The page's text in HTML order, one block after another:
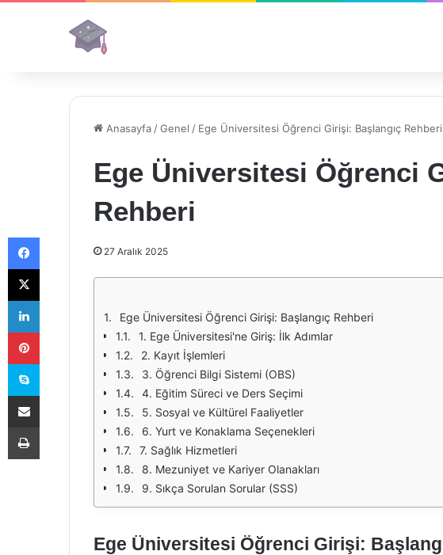
Anasayfa /Genel / Ege Üniversitesi Öğrenci Girişi: Başlangıç Rehberi
Ege Üniversitesi Öğrenci
Rehberi
27 Aralık 2025
Ege Üniversitesi Öğrenci Girişi: Başlangıç Rehberi
1. Ege Üniversitesi'ne Giriş: İlk Adımlar
2. Kayıt İşlemleri
3. Öğrenci Bilgi Sistemi (OBS)
4. Eğitim Süreci ve Ders Seçimi
5. Sosyal ve Kültürel Faaliyetler
6. Yurt ve Konaklama Seçenekleri
7. Sağlık Hizmetleri
8. Mezuniyet ve Kariyer Olanakları
9. Sıkça Sorulan Sorular (SSS)
Ege Üniversitesi Öğrenci Girişi:
Facebook
X
LinkedIn
Pinterest
Skype
E-Posta ile paylaş